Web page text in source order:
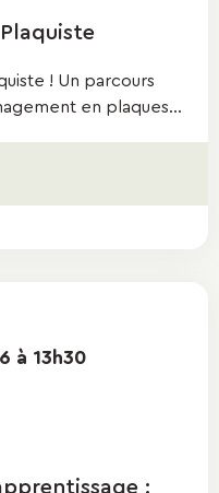
! Un parcours
en plaques...
à 13h30
: